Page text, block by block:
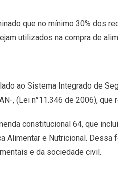
que no mínimo 30% dos
utilizados na compra de
ao Sistema Integrado de
, (Lei n°11.346 de 2006),
constitucional 64, que
Alimentar e Nutricional.
e da sociedade civil.